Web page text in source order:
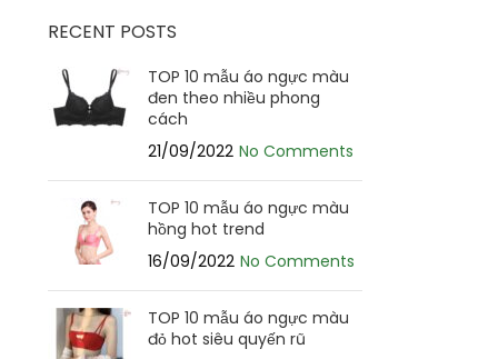
RECENT POSTS
TOP 10 mẫu áo ngực màu
đen theo nhiều phong
cách
21/09/2022 No Comments
TOP 10 mẫu áo ngực màu
hồng hot trend
16/09/2022 No Comments
TOP 10 mẫu áo ngực màu
đỏ hot siêu quyến rũ